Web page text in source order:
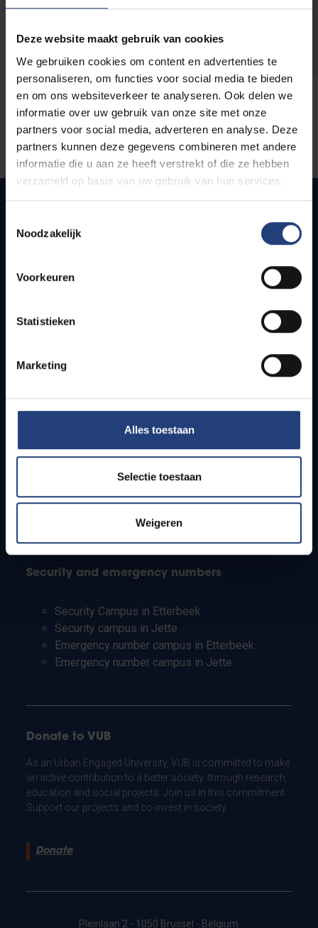
Deze website maakt gebruik van cookies
We gebruiken cookies om content en advertenties te
personaliseren, om functies voor social media te bieden
en om ons websiteverkeer te analyseren. Ook delen we
informatie over uw gebruik van onze site met onze
partners voor social media, adverteren en analyse. Deze
partners kunnen deze gegevens combineren met andere
informatie die u aan ze heeft verstrekt of die ze hebben
verzameld op basis van uw gebruik van hun services.
Noodzakelijk
Voorkeuren
Statistieken
Marketing
Alles toestaan
Selectie toestaan
Weigeren
Quick links
How to get to the VUB campuses
Students
PhD students
Teachers and secondary schools
Working students
Security and emergency numbers
Security Campus in Etterbeek
Security campus in Jette
Emergency number campus in Etterbeek
Emergency number campus in Jette
Donate to VUB
As an Urban Engaged University, VUB is committed to make
an active contribution to a better society: through research,
education and social projects. Join us in this commitment.
Support our projects and co-invest in society.
Donate
Pleinlaan 2 - 1050 Brussel - Belgium